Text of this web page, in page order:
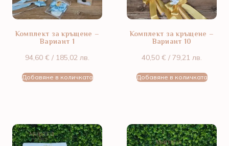
Комплект за кръщене –
Вариант 1
94,60 € / 185,02 лв.
Добавяне в количката
Комплект за кръщене –
Вариант 10
40,50 € / 79,21 лв.
Добавяне в количката